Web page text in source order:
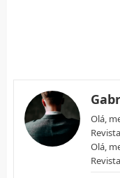
Olá,
Olá,